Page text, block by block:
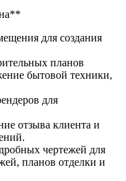
для создания
планов
бытовой техники,
для
отзыва клиента и
чертежей для
планов отделки и